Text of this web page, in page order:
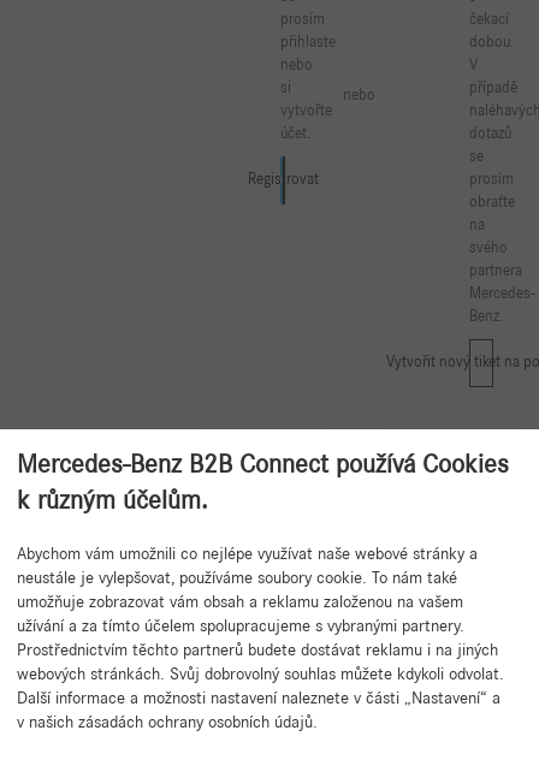
prosím
přihlaste
nebo
si
vytvořte
účet.
Přihlásit se
Registrovat
nebo
čekací
dobou.
V
případě
dotazů
se
prosím
obraťte
na
svého
partnera
Mercedes-
Benz.
Vytvořit nový tiket na
Mercedes-Benz B2B Connect používá Cookies
k různým účelům.
Abychom vám umožnili co nejlépe využívat naše webové stránky a
neustále je vylepšovat, používáme soubory cookie. To nám také
umožňuje zobrazovat vám obsah a reklamu založenou na vašem
užívání a za tímto účelem spolupracujeme s vybranými partnery.
Prostřednictvím těchto partnerů budete dostávat reklamu i na jiných
webových stránkách. Svůj dobrovolný souhlas můžete kdykoli odvolat.
Další informace a možnosti nastavení naleznete v části „Nastavení“ a
v našich zásadách ochrany osobních údajů.
Zpět na začátek
Potřebujete pomoc?